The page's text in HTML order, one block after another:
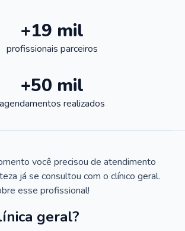
+19 mil
profissionais parceiros
+50 mil
agendamentos realizados
você precisou de atendimento
já se consultou com o clínico geral.
esse profissional!
geral?